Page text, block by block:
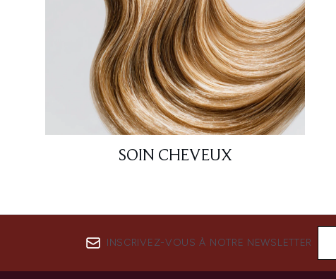
SOIN CHEVEUX
INSCRIVEZ-VOUS À NOTRE NEWSLETTER